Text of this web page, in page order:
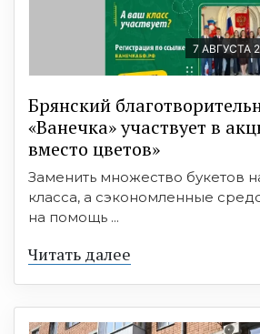
7 АВГУСТА
Брянский
«Ванечка» участвует в
вместо цветов»
Заменить множество букетов
класса, а сэкономленные
на помощь ...
Читать далее